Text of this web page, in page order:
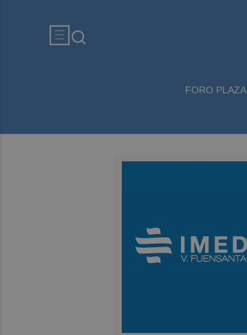
FORO PLAZA